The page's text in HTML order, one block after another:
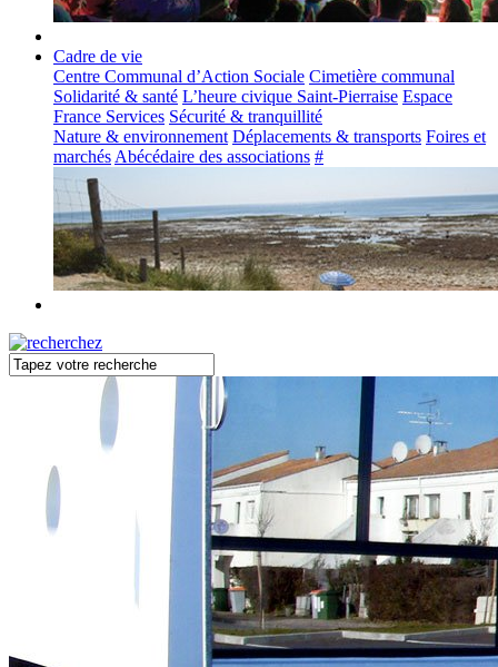
Cadre de vie
Centre Communal d’Action Sociale Cimetière communal
Solidarité & santé L’heure civique Saint-Pierraise Espace
France Services Sécurité & tranquillité
Nature & environnement Déplacements & transports Foires et
marchés Abécédaire des associations #